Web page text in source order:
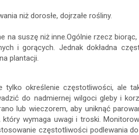
niż dorosłe, dojrzałe rośliny.
na suszę niż inne.Ogólnie rzecz
i gorących. Jednak dokładna
plantacji.
określenie częstotliwości, ale
do nadmiernej wilgoci gleby i
lub wieczorem, aby uniknąć
wymaga uwagi i troski.
częstotliwości podlewania